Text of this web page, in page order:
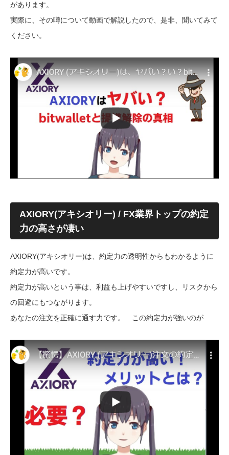
があります。
実際に、その噂について動画で解説したので、是非、聞いてみて
ください。
AXIORY(アキシオリー) / FX業界トップの約定
力の高さが凄い
AXIORY(アキシオリー)は、約定力の透明性からもわかるように
約定力が高いです。
約定力が高いという事は、利益も上げやすいですし、リスクから
の回避にもつながります。
あなたの注文を正確に通す力です。 この約定力が強いのが